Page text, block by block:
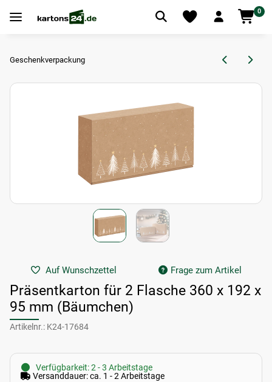
0
Geschenkverpackung
Auf Wunschzettel Frage zum Artikel
Präsentkarton für 2 Flasche 360 x 192 x
95 mm (Bäumchen)
Artikelnr.: K24-17684
Verfügbarkeit: 2 - 3 Arbeitstage
Versanddauer: ca. 1 - 2 Arbeitstage